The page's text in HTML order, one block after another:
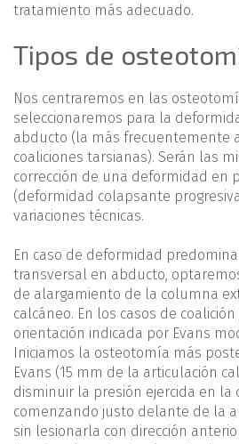
tratamiento más adecuado.
Tipos de
Nos centraremos en las
seleccionaremos para la
abducto (la más frecuentemente
coaliciones tarsianas). Serán las
corrección de una deformidad en
(deformidad colapsante
variaciones técnicas.
En caso de deformidad
transversal en abducto,
de alargamiento de la columna
calcáneo. En los casos de
orientación indicada por Evans
Iniciamos la osteotomía más
Evans (15 mm de la articulación
disminuir la presión ejercida en la
comenzando justo delante de la
sin lesionarla con dirección